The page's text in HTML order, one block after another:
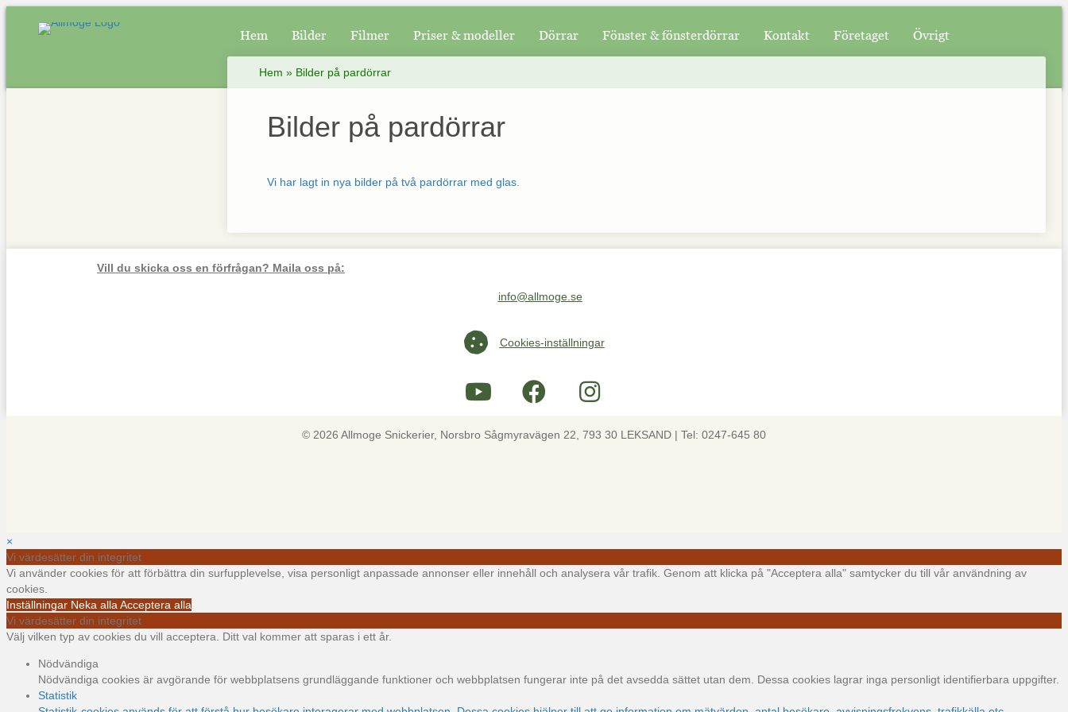
Hem Bilder Filmer Priser & modeller Dörrar Fönster & fönsterdörrar Kontakt Företaget Övrigt
Hem » Bilder på pardörrar
Bilder på pardörrar
Vi har lagt in nya bilder på två pardörrar med glas.
Vill du skicka oss en förfrågan? Maila oss på:
Maila oss på info@allmoge.se
info@allmoge.se
Cookies-inställningar
Cookies-inställningar
© 2026 Allmoge Snickerier, Norsbro Sågmyravägen 22, 793 30 LEKSAND | Tel: 0247-645 80
×
Vi värdesätter din integritet
Vi använder cookies för att förbättra din surfupplevelse, visa personligt anpassade annonser eller innehåll och analysera vår trafik. Genom att klicka på "Acceptera alla" samtycker du till vår användning av
cookies.
Inställningar Neka alla Acceptera alla
Vi värdesätter din integritet
Välj vilken typ av cookies du vill acceptera. Ditt val kommer att sparas i ett år.
Nödvändiga
Nödvändiga cookies är avgörande för webbplatsens grundläggande funktioner och webbplatsen fungerar inte på det avsedda sättet utan dem. Dessa cookies lagrar inga personligt identifierbara uppgifter.
Statistik